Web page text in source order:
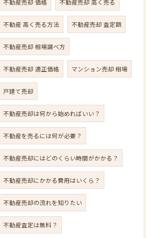
不動産売却 価格 不動産売却 高く売る
不動産 高く売る方法 不動産売却 査定額
不動産売却 相場調べ方
不動産売却 適正価格 マンション売却 相場
戸建て売却
不動産売却は何から始めればいい？
不動産を売るには何が必要？
不動産売却にはどのくらい時間がかかる？
不動産売却にかかる費用はいくら？
不動産売却の流れを知りたい
不動産査定は無料？